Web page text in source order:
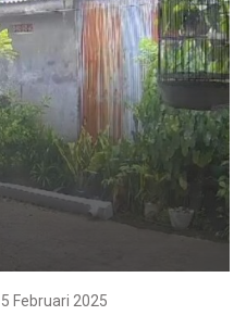
Februari 2025